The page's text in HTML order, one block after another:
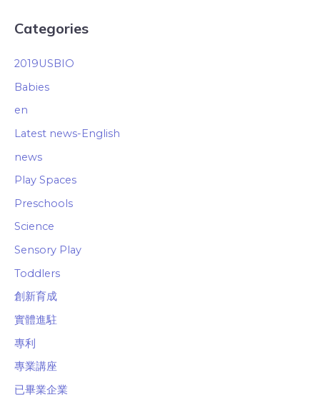
Categories
2019USBIO
Babies
en
Latest news-English
news
Play Spaces
Preschools
Science
Sensory Play
Toddlers
創新育成
實體進駐
專利
專業講座
已畢業企業